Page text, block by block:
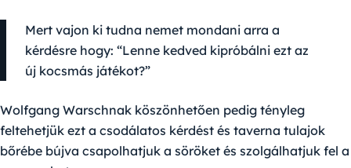
Mert vajon ki tudna nemet mondani arra a
kérdésre hogy: “Lenne kedved kipróbálni ezt az
új kocsmás játékot?”
Wolfgang Warschnak köszönhetően pedig tényleg
feltehetjük ezt a csodálatos kérdést és taverna tulajok
bőrébe bújva csapolhatjuk a söröket és szolgálhatjuk fel a